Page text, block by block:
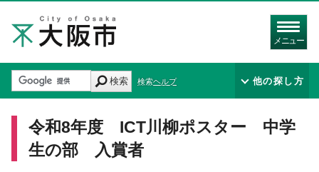
メニュー
検索 検索ヘルプ 他の探し方
令和8年度 ICT川柳ポスター 中学
生の部 入賞者